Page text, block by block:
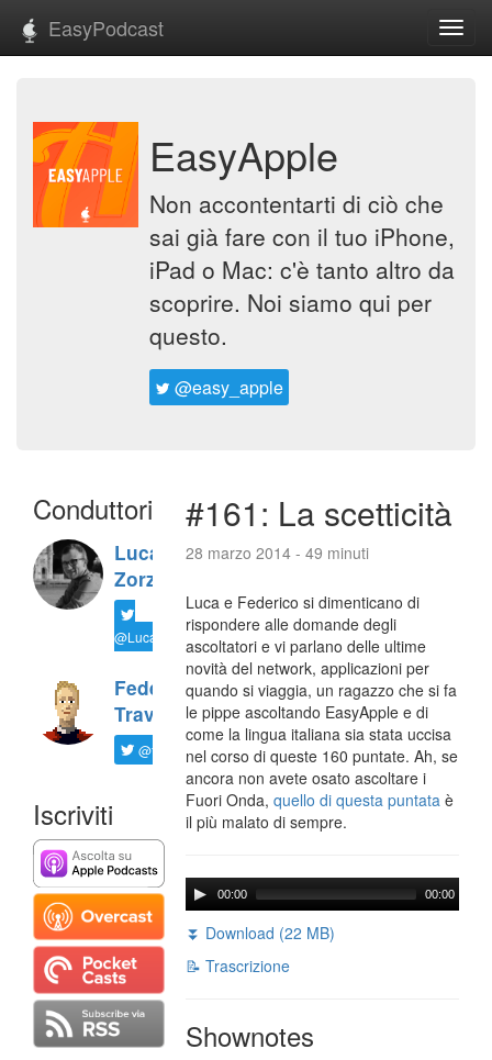
EasyPodcast
EasyApple
Non accontentarti di ciò che
sai già fare con il tuo iPhone,
iPad o Mac: c'è tanto altro da
scoprire. Noi siamo qui per
questo.
@easy_apple
Conduttori
Luca
Zorzi
@LucaTNT
Federico
Travaini
@ftrava
Iscriviti
#161: La scetticità
28 marzo 2014 - 49 minuti
Luca e Federico si dimenticano di
rispondere alle domande degli
ascoltatori e vi parlano delle ultime
novità del network, applicazioni per
quando si viaggia, un ragazzo che si fa
le pippe ascoltando EasyApple e di
come la lingua italiana sia stata uccisa
nel corso di queste 160 puntate. Ah, se
ancora non avete osato ascoltare i
Fuori Onda,quello di questa puntata è
il più malato di sempre.
00:00 00:00
⏬ Download (22 MB)
📝 Trascrizione
Shownotes